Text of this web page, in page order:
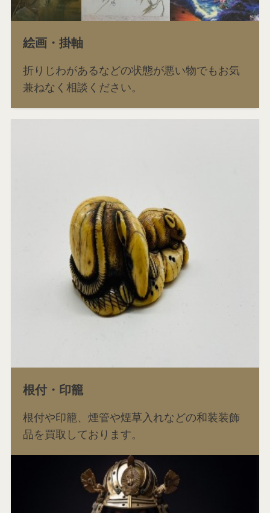
絵画・掛軸
折りじわがあるなどの状態が悪い物でもお気
兼ねなく相談ください。
根付・印籠
根付や印籠、煙管や煙草入れなどの和装装飾
品を買取しております。